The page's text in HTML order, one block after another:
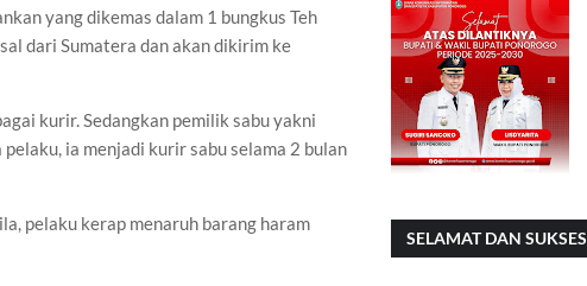
yang dikemas dalam 1 bungkus Teh
dari Sumatera dan akan dikirim ke
kurir. Sedangkan pemilik sabu yakni
ia menjadi kurir sabu selama 2 bulan
pelaku kerap menaruh barang haram
SELAMAT DAN SUKSES